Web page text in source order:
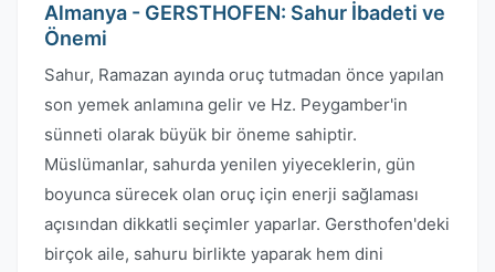
Almanya - GERSTHOFEN: Sahur İbadeti ve
Önemi
Sahur, Ramazan ayında oruç tutmadan önce yapılan
son yemek anlamına gelir ve Hz. Peygamber'in
sünneti olarak büyük bir öneme sahiptir.
Müslümanlar, sahurda yenilen yiyeceklerin, gün
boyunca sürecek olan oruç için enerji sağlaması
açısından dikkatli seçimler yaparlar. Gersthofen'deki
birçok aile, sahuru birlikte yaparak hem dini